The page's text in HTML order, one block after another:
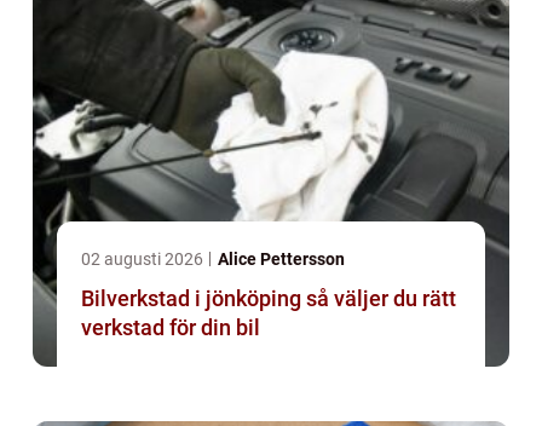
02 augusti 2026 Alice Pettersson
Bilverkstad i jönköping så väljer du rätt
verkstad för din bil